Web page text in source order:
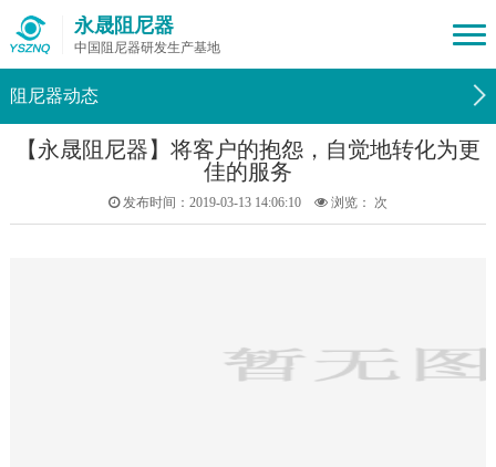
永晟阻尼器
中国阻尼器研发生产基地
阻尼器动态
【永晟阻尼器】将客户的抱怨，自觉地转化为更
佳的服务
发布时间：2019-03-13 14:06:10 浏览： 次